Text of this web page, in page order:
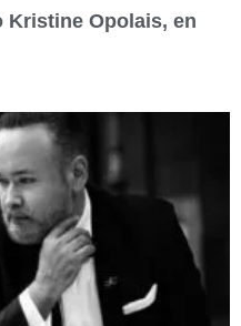
Kristine Opolais, en